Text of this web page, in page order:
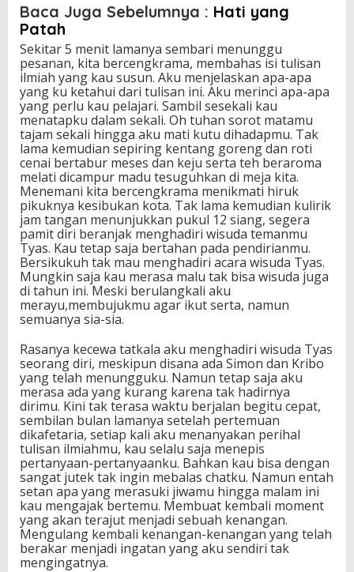
Baca Juga Sebelumnya : Hati yang
Patah
Sekitar 5 menit lamanya sembari menunggu
pesanan, kita bercengkrama, membahas isi tulisan
ilmiah yang kau susun. Aku menjelaskan apa-apa
yang ku ketahui dari tulisan ini. Aku merinci apa-apa
yang perlu kau pelajari. Sambil sesekali kau
menatapku dalam sekali. Oh tuhan sorot matamu
tajam sekali hingga aku mati kutu dihadapmu. Tak
lama kemudian sepiring kentang goreng dan roti
cenai bertabur meses dan keju serta teh beraroma
melati dicampur madu tesuguhkan di meja kita.
Menemani kita bercengkrama menikmati hiruk
pikuknya kesibukan kota. Tak lama kemudian kulirik
jam tangan menunjukkan pukul 12 siang, segera
pamit diri beranjak menghadiri wisuda temanmu
Tyas. Kau tetap saja bertahan pada pendirianmu.
Bersikukuh tak mau menghadiri acara wisuda Tyas.
Mungkin saja kau merasa malu tak bisa wisuda juga
di tahun ini. Meski berulangkali aku
merayu,membujukmu agar ikut serta, namun
semuanya sia-sia.
Rasanya kecewa tatkala aku menghadiri wisuda Tyas
seorang diri, meskipun disana ada Simon dan Kribo
yang telah menungguku. Namun tetap saja aku
merasa ada yang kurang karena tak hadirnya
dirimu. Kini tak terasa waktu berjalan begitu cepat,
sembilan bulan lamanya setelah pertemuan
dikafetaria, setiap kali aku menanyakan perihal
tulisan ilmiahmu, kau selalu saja menepis
pertanyaan-pertanyaanku. Bahkan kau bisa dengan
sangat jutek tak ingin mebalas chatku. Namun entah
setan apa yang merasuki jiwamu hingga malam ini
kau mengajak bertemu. Membuat kembali moment
yang akan terajut menjadi sebuah kenangan.
Mengulang kembali kenangan-kenangan yang telah
berakar menjadi ingatan yang aku sendiri tak
mengingatnya.